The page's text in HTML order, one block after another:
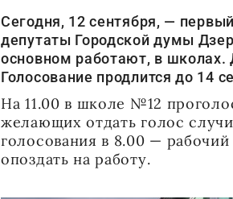
Сегодня, 12 сентября, —
депутаты Городской думы
основном работают, в школах.
Голосование продлится до 14
На 11.00 в школе №12
желающих отдать голос
голосования в 8.00 —
опоздать на работу.